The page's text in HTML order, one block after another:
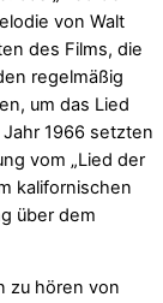
von Walt
des Films, die
regelmäßig
um das Lied
1966 setzten
vom „Lied der
kalifornischen
über dem
zu hören von